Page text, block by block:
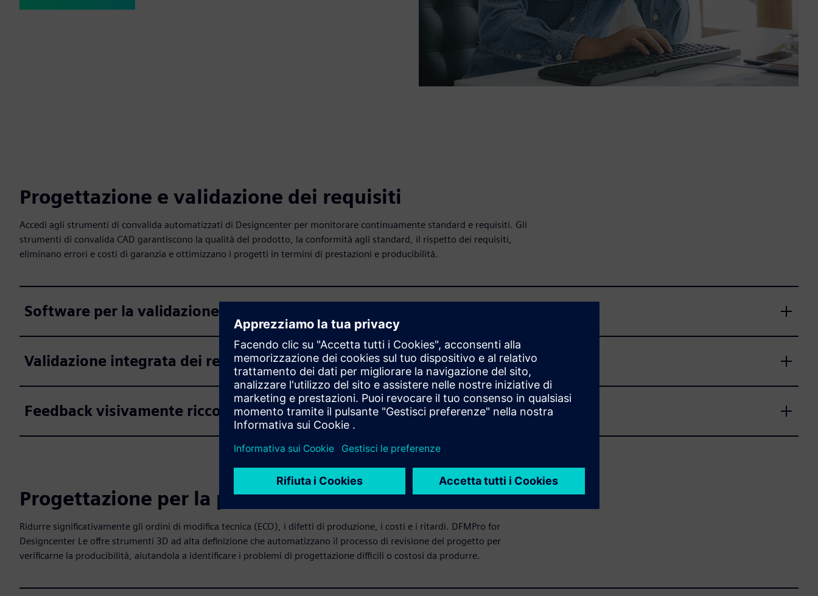
Progettazione e validazione dei requisiti
Accedi agli strumenti di convalida automatizzati di Designcenter per monitorare continuamente standard e requisiti. Gli
strumenti di convalida CAD garantiscono la qualità del prodotto, la conformità agli standard, il rispetto dei requisiti,
eliminano errori e costi di garanzia e ottimizzano i progetti in termini di prestazioni e producibilità.
Software per la validazione automatica dei progetti
Validazione integrata dei requisiti
Feedback visivamente ricco
Progettazione per la produzione
Ridurre significativamente gli ordini di modifica tecnica (ECO), i difetti di produzione, i costi e i ritardi. DFMPro for
Designcenter Le offre strumenti 3D ad alta definizione che automatizzano il processo di revisione del progetto per
verificarne la producibilità, aiutandola a identificare i problemi di progettazione difficili o costosi da produrre.